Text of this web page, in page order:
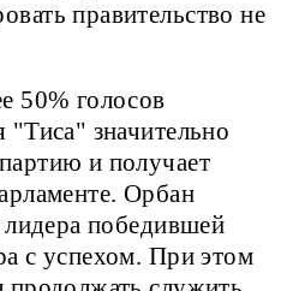
правительство не
50% голосов
"Тиса" значительно
и получает
Орбан
лидера победившей
с успехом. При этом